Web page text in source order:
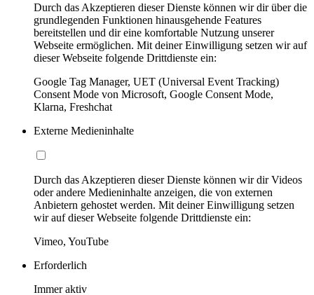
Durch das Akzeptieren dieser Dienste können wir dir über die
grundlegenden Funktionen hinausgehende Features
bereitstellen und dir eine komfortable Nutzung unserer
Webseite ermöglichen. Mit deiner Einwilligung setzen wir auf
dieser Webseite folgende Drittdienste ein:
Google Tag Manager, UET (Universal Event Tracking)
Consent Mode von Microsoft, Google Consent Mode,
Klarna, Freshchat
Externe Medieninhalte
Durch das Akzeptieren dieser Dienste können wir dir Videos
oder andere Medieninhalte anzeigen, die von externen
Anbietern gehostet werden. Mit deiner Einwilligung setzen
wir auf dieser Webseite folgende Drittdienste ein:
Vimeo, YouTube
Erforderlich
Immer aktiv